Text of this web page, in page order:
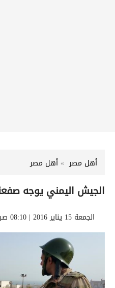
أهل مصر أهل مصر
الجيش اليمني يوجه
الجمعة 15 يناير 2016 | 08:10 صباحاً